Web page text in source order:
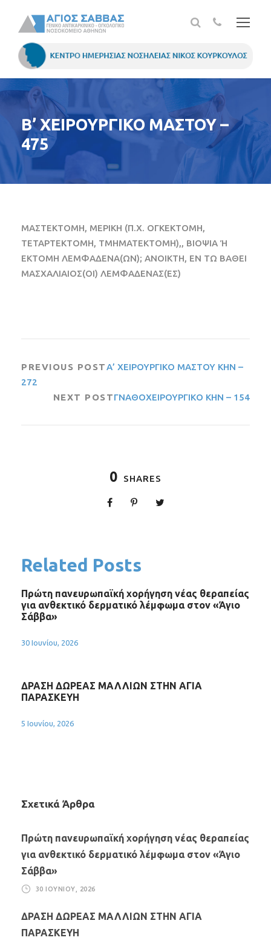
Β’ ΧΕΙΡΟΥΡΓΙΚΟ ΜΑΣΤΟΥ –
475
ΜΑΣΤΕΚΤΟΜΗ, ΜΕΡΙΚΗ (Π.Χ. ΟΓΚΕΚΤΟΜΗ,
ΤΕΤΑΡΤΕΚΤΟΜΗ, ΤΜΗΜΑΤΕΚΤΟΜΗ),, ΒΙΟΨΙΑ Ή
ΕΚΤΟΜΗ ΛΕΜΦΑΔΕΝΑ(ΩΝ); ΑΝΟΙΚΤΗ, ΕΝ ΤΩ ΒΑΘΕΙ
ΜΑΣΧΑΛΙΑΙΟΣ(ΟΙ) ΛΕΜΦΑΔΕΝΑΣ(ΕΣ)
PREVIOUS POSTΑ’ ΧΕΙΡΟΥΡΓΙΚΟ ΜΑΣΤΟΥ ΚΗΝ –
272
NEXT POSTΓΝΑΘΟΧΕΙΡΟΥΡΓΙΚΟ ΚΗΝ – 154
0 SHARES
Related Posts
Πρώτη πανευρωπαϊκή χορήγηση νέας θεραπείας
για ανθεκτικό δερματικό λέμφωμα στον «Άγιο
Σάββα»
30 Ιουνίου, 2026
ΔΡΑΣΗ ΔΩΡΕΑΣ ΜΑΛΛΙΩΝ ΣΤΗΝ ΑΓΙΑ
ΠΑΡΑΣΚΕΥΗ
5 Ιουνίου, 2026
Σχετικά Άρθρα
Πρώτη πανευρωπαϊκή χορήγηση νέας θεραπείας
για ανθεκτικό δερματικό λέμφωμα στον «Άγιο
Σάββα»
30 ΙΟΥΝΊΟΥ, 2026
ΔΡΑΣΗ ΔΩΡΕΑΣ ΜΑΛΛΙΩΝ ΣΤΗΝ ΑΓΙΑ
ΠΑΡΑΣΚΕΥΗ